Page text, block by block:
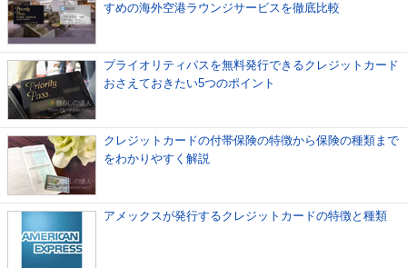
すめの海外空港ラウンジサービスを徹底比較
プライオリティパスを無料発行できるクレジットカード
おさえておきたい5つのポイント
クレジットカードの付帯保険の特徴から保険の種類まで
をわかりやすく解説
アメックスが発行するクレジットカードの特徴と種類